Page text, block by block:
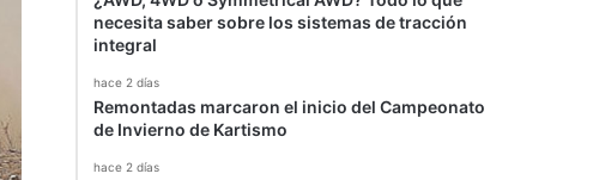
necesita saber sobre los sistemas de tracción
integral
hace 2 días
Remontadas marcaron el inicio del Campeonato
de Invierno de Kartismo
hace 2 días